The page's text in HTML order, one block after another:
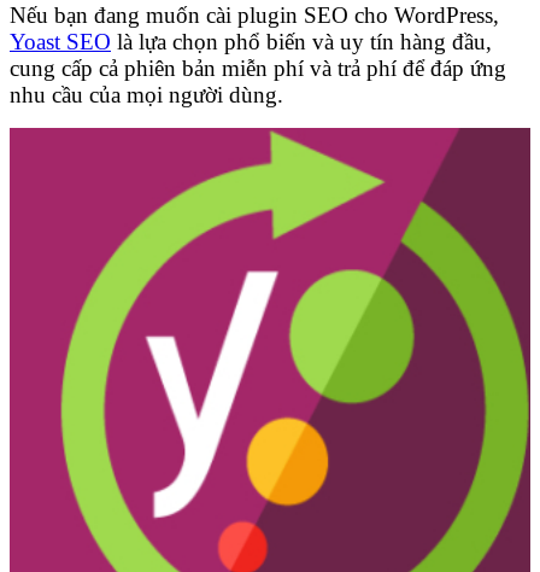
Nếu bạn đang muốn cài plugin SEO cho WordPress,
Yoast SEO là lựa chọn phổ biến và uy tín hàng đầu,
cung cấp cả phiên bản miễn phí và trả phí để đáp ứng
nhu cầu của mọi người dùng.